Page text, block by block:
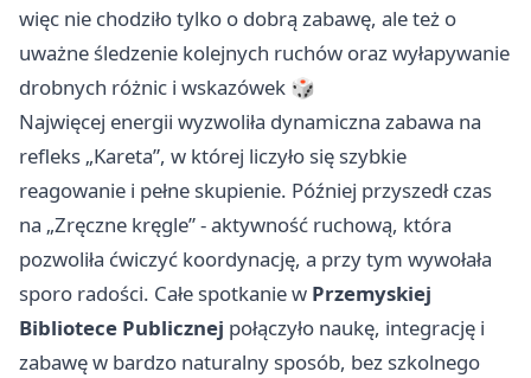
więc nie chodziło tylko o dobrą zabawę, ale też o
uważne śledzenie kolejnych ruchów oraz wyłapywanie
drobnych różnic i wskazówek 🎲
Najwięcej energii wyzwoliła dynamiczna zabawa na
refleks „Kareta”, w której liczyło się szybkie
reagowanie i pełne skupienie. Później przyszedł czas
na „Zręczne kręgle” - aktywność ruchową, która
pozwoliła ćwiczyć koordynację, a przy tym wywołała
sporo radości. Całe spotkanie w Przemyskiej
Bibliotece Publicznej połączyło naukę, integrację i
zabawę w bardzo naturalny sposób, bez szkolnego